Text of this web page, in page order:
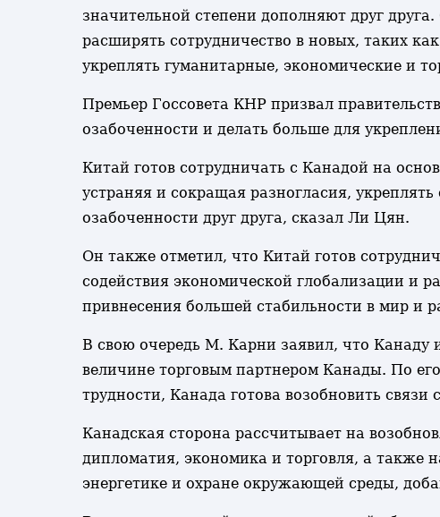
значительной степени дополняют друг
расширять сотрудничество в новых, таких
укреплять гуманитарные, экономические и
Премьер Госсовета КНР призвал
озабоченности и делать больше для
Китай готов сотрудничать с Канадой на
устраняя и сокращая разногласия,
озабоченности друг друга, сказал Ли Цян.
Он также отметил, что Китай готов
содействия экономической глобализации и
привнесения большей стабильности в мир и
В свою очередь М. Карни заявил, что Канаду
величине торговым партнером Канады. По
трудности, Канада готова возобновить связи
Канадская сторона рассчитывает на
дипломатия, экономика и торговля, а также
энергетике и охране окружающей среды,